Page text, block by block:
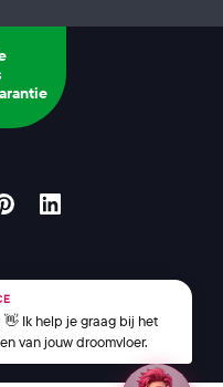
👋 Ik help je graag bij het
van jouw droomvloer.